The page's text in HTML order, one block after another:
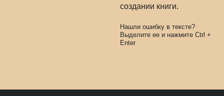
создании книги.
Нашли ошибку в тексте?
Выделите ее и нажмите Ctrl +
Enter